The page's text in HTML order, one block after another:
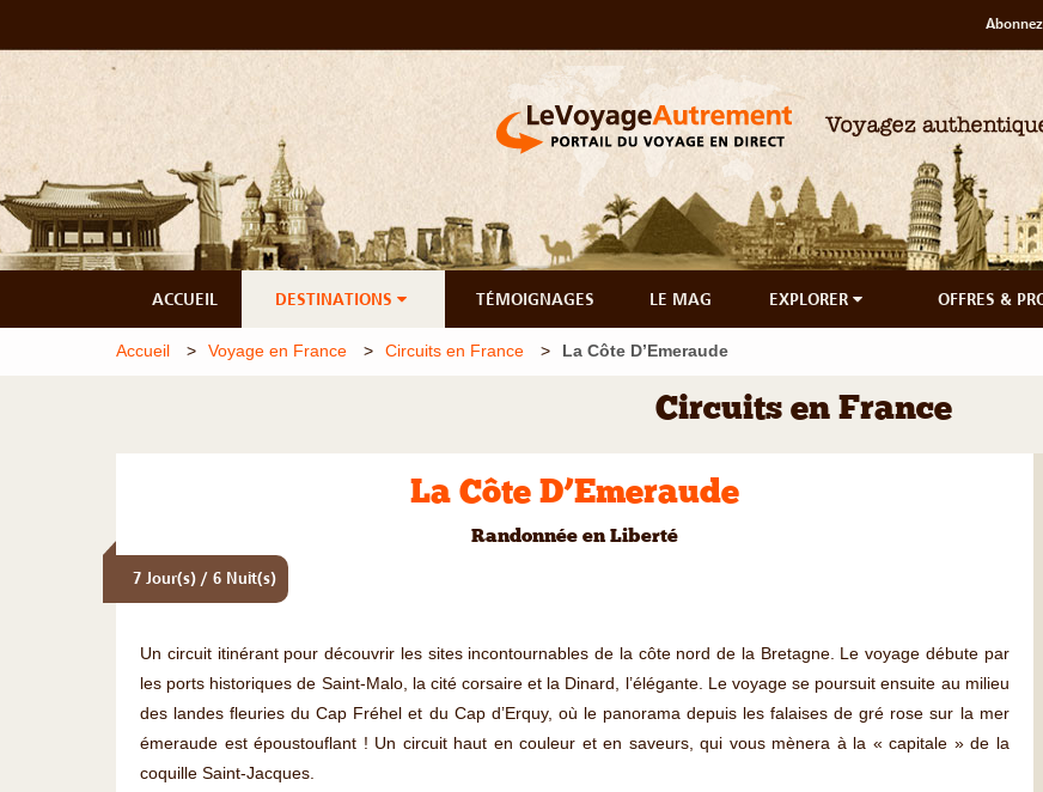
ACCUEIL DESTINATIONS TÉMOIGNAGES LE MAG EXPLORER OFFRES &
Accueil Voyage en France Circuits en France La Côte D’Emeraude
Circuits en France
La Côte D’Emeraude
Randonnée en Liberté
7 Jour(s) / 6 Nuit(s)
Un circuit itinérant pour découvrir les sites incontournables de la côte nord de la Bretagne. Le voyage débute par
les ports historiques de Saint-Malo, la cité corsaire et la Dinard, l’élégante. Le voyage se poursuit ensuite au milieu
des landes fleuries du Cap Fréhel et du Cap d’Erquy, où le panorama depuis les falaises de gré rose sur la mer
émeraude est époustouflant ! Un circuit haut en couleur et en saveurs, qui vous mènera à la « capitale » de la
coquille Saint-Jacques.